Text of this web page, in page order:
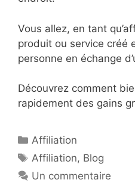
Vous allez, en tant
produit ou service créé
personne en échange
Découvrez comment
rapidement des gains
Catégories
Affiliation
Étiquettes
Affiliation, Blog
Un commentaire